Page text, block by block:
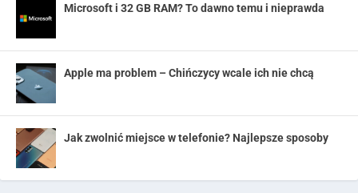
Microsoft i 32 GB RAM? To dawno temu i nieprawda
Apple ma problem – Chińczycy wcale ich nie chcą
Jak zwolnić miejsce w telefonie? Najlepsze sposoby